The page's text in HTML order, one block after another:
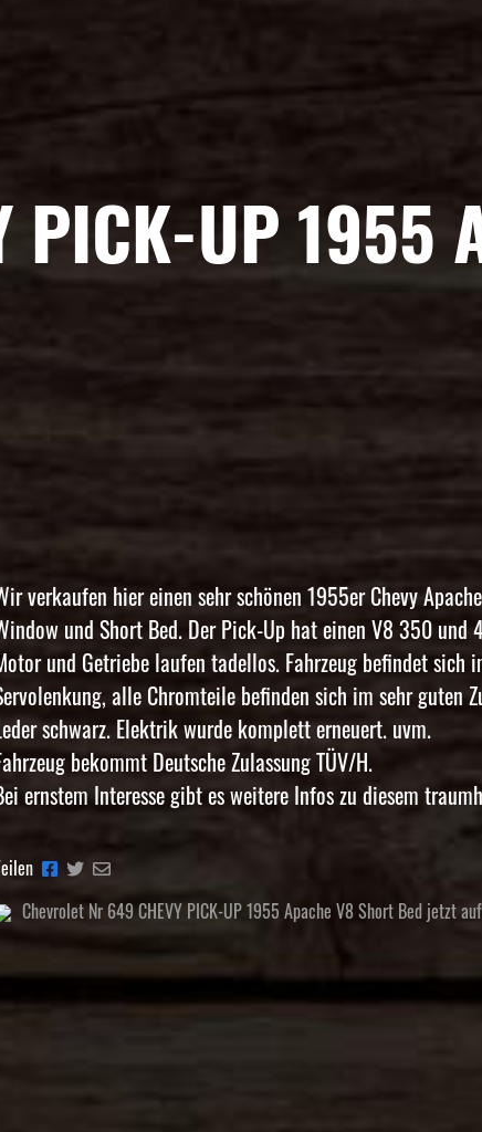
PICK-UP 1955
verkaufen hier einen sehr schönen 1955er Chevy
und Short Bed. Der Pick-Up hat einen V8 350 und
und Getriebe laufen tadellos. Fahrzeug befindet sich
alle Chromteile befinden sich im sehr guten
schwarz. Elektrik wurde komplett erneuert. uvm.
bekommt Deutsche Zulassung TÜV/H.
ernstem Interesse gibt es weitere Infos zu diesem
Chevrolet Nr 649 CHEVY PICK-UP 1955 Apache V8 Short Bed jetzt